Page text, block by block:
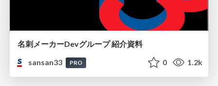
名刺メーカーDevグループ 紹介資料
sansan33
PRO 0 1.2k